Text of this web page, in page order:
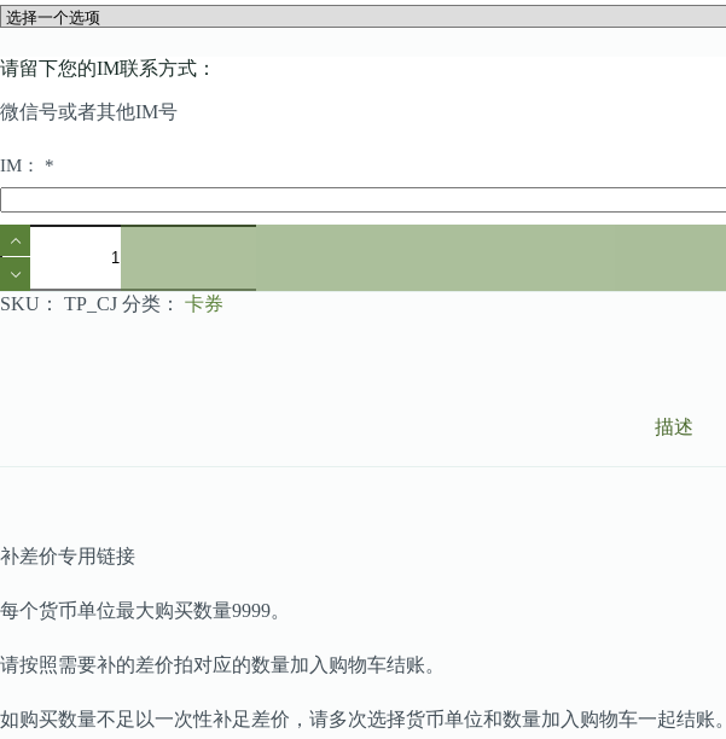
请留下您的IM联系方式：
微信号或者其他IM号
IM： *
补
差
价
（$CAD)
SKU： TP_CJ 分类： 卡券
描述
补差价专用链接
每个货币单位最大购买数量9999。
请按照需要补的差价拍对应的数量加入购物车结账。
如购买数量不足以一次性补足差价，请多次选择货币单位和数量加入购物车一起结账。